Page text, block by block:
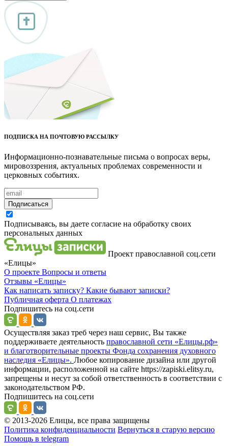
ПОДПИСКА НА ПОЧТОВУЮ РАССЫЛКУ
Информационно-познавательные письма о вопросах веры,
мировоззрения, актуальных проблемах современности и
церковных событиях.
Подписаться
Подписываясь, вы даете согласие на обработку своих
персональных данных
Проект православной соц.сети
«Елицы»
О проекте Вопросы и ответы
Отзывы «Елицы»
Как написать записку? Какие бывают записки?
Публичная оферта О платежах
Подпишитесь на соц.сети
Осуществляя заказ треб через наш сервис, Вы также
поддерживаете деятельность православной сети «Елицы.рф»
и благотворительные проекты Фонда сохранения духовного
наследия «Елицы». Любое копирование дизайна или другой
информации, расположенной на сайте https://zapiski.elitsy.ru,
запрещены и несут за собой ответственность в соответствии с
законодательством РФ.
Подпишитесь на соц.сети
© 2013-2026 Елицы, все права защищены
Политика конфиденциальности Вернуться в старую версию
Помощь в telegram